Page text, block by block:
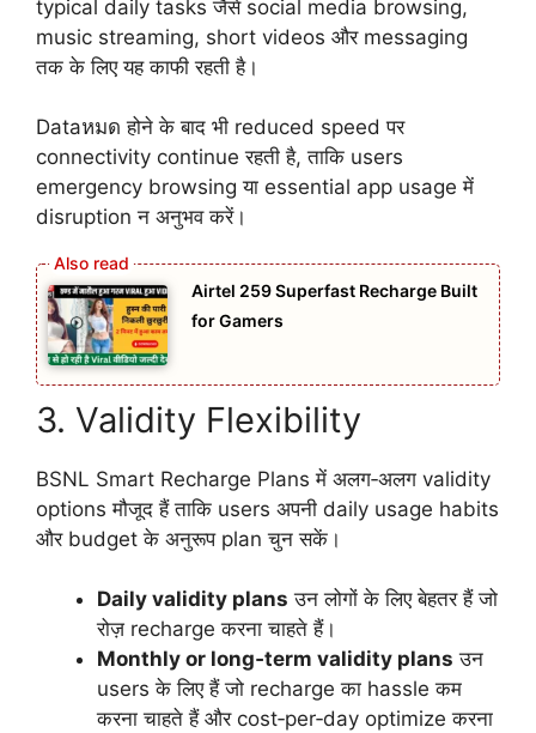
typical daily tasks जैसे social media browsing,
music streaming, short videos और messaging
तक के लिए यह काफी रहती है।
Dataหมด होने के बाद भी reduced speed पर
connectivity continue रहती है, ताकि users
emergency browsing या essential app usage में
disruption न अनुभव करें।
Airtel 259 Superfast Recharge Built
for Gamers
3. Validity Flexibility
BSNL Smart Recharge Plans में अलग‑अलग validity
options मौजूद हैं ताकि users अपनी daily usage habits
और budget के अनुरूप plan चुन सकें।
Daily validity plans उन लोगों के लिए बेहतर हैं जो
रोज़ recharge करना चाहते हैं।
Monthly or long‑term validity plans उन
users के लिए हैं जो recharge का hassle कम
करना चाहते हैं और cost‑per‑day optimize करना